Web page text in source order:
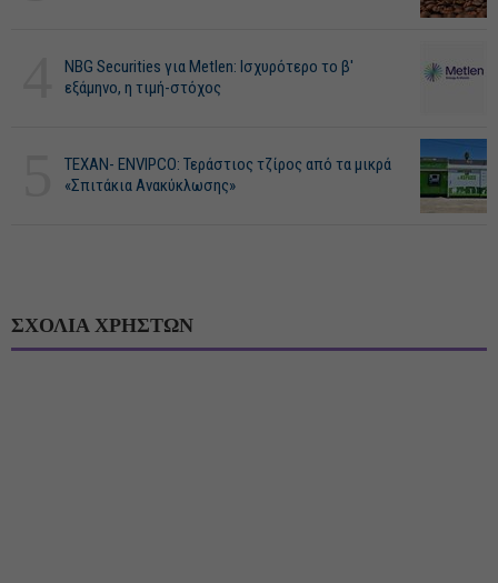
NBG Securities για Metlen: Ισχυρότερο το β'
εξάμηνο, η τιμή-στόχος
ΤΕΧΑΝ- ENVIPCO: Τεράστιος τζίρος από τα μικρά
«Σπιτάκια Ανακύκλωσης»
ΣΧΟΛΙΑ ΧΡΗΣΤΩΝ